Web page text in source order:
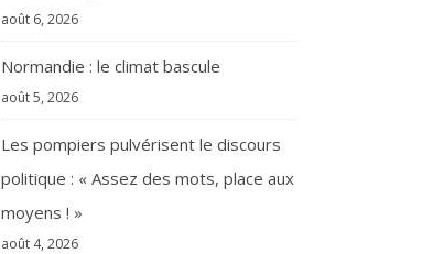
août 6, 2026
Normandie : le climat bascule
août 5, 2026
Les pompiers pulvérisent le discours
politique : « Assez des mots, place aux
moyens ! »
août 4, 2026